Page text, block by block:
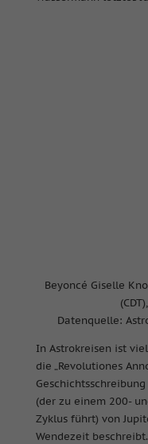
Beyoncé Giselle
Datenquelle:
In Astrokreisen ist
die „Revolutiones
(der zu einem 200-
Zyklus führt) von
Wendezeit